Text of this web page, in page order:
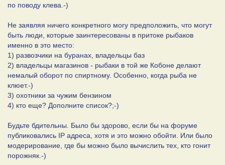
по поводу клева.-)
Не заявляя ничего конкретного могу предположить, что могут
быть люди, которые заинтересованы в притоке рыбаков
именно в это место:
1) развозчики на буранах, владельцы баз
2) владельцы магазинов - рыбаки в той же Кобоне делают
немалый оборот по спиртному. Особенно, когда рыба не
клюет.-)
3) охотники за чужим бензином
4) кто еще? Дополните список?;-)
Будьте бдительны. Было бы здорово, если бы на форуме
публиковались IP адреса, хотя и это можно обойти. Или было
модерирование, где бы можно было вычислить тех, кто гонит
порожняк.-)